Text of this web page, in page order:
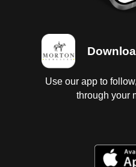
Use our app to
through your